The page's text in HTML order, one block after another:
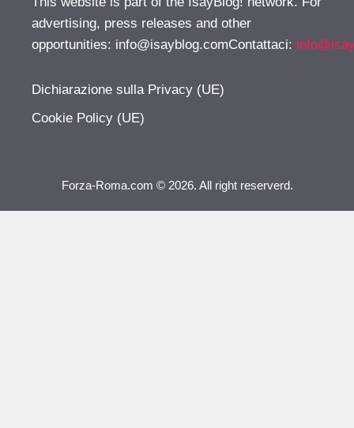
advertising, press releases and other
opportunities: info@isayblog.comContattaci:
Dichiarazione sulla Privacy (UE)
Cookie Policy (UE)
Forza-Roma.com © 2026. All right reserverd.